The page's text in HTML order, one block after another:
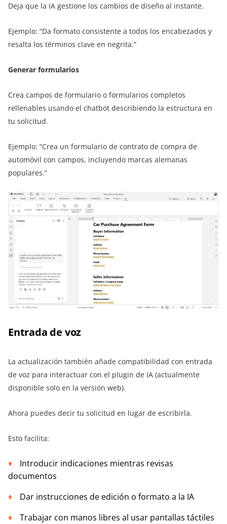
Deja que la IA gestione los cambios de diseño al instante.
Ejemplo: “Da formato consistente a todos los encabezados y
resalta los términos clave en negrita.”
Generar formularios
Crea campos de formulario o formularios completos
rellenables usando el chatbot describiendo la estructura en
tu solicitud.
Ejemplo: “Crea un formulario de contrato de compra de
automóvil con campos, incluyendo marcas alemanas
populares.”
Entrada de voz
La actualización también añade compatibilidad con entrada
de voz para interactuar con el plugin de IA (actualmente
disponible solo en la versión web).
Ahora puedes decir tu solicitud en lugar de escribirla.
Esto facilita:
Introducir indicaciones mientras revisas
documentos
Dar instrucciones de edición o formato a la IA
Trabajar con manos libres al usar pantallas táctiles